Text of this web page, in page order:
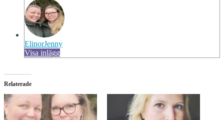
ElinorJenny
Visa inlägg
Relaterade